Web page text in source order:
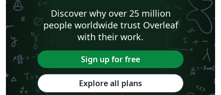
Discover why over 25 million
people worldwide trust Overleaf
with their work.
Sign up for free
Explore all plans